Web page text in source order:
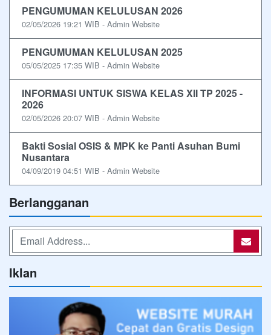
PENGUMUMAN KELULUSAN 2026
02/05/2026 19:21 WIB - Admin Website
PENGUMUMAN KELULUSAN 2025
05/05/2025 17:35 WIB - Admin Website
INFORMASI UNTUK SISWA KELAS XII TP 2025 -
2026
02/05/2026 20:07 WIB - Admin Website
Bakti Sosial OSIS & MPK ke Panti Asuhan Bumi
Nusantara
04/09/2019 04:51 WIB - Admin Website
Berlangganan
Iklan